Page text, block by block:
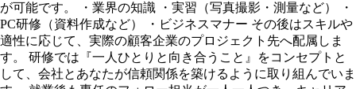
が可能です。 ・業界の知識 ・実習（写真撮影・測量など） ・
PC研修（資料作成など） ・ビジネスマナー その後はスキルや
適性に応じて、実際の顧客企業のプロジェクト先へ配属しま
す。 研修では『一人ひとりと向き合うこと』をコンセプトと
して、会社とあなたが信頼関係を築けるように取り組んでいま